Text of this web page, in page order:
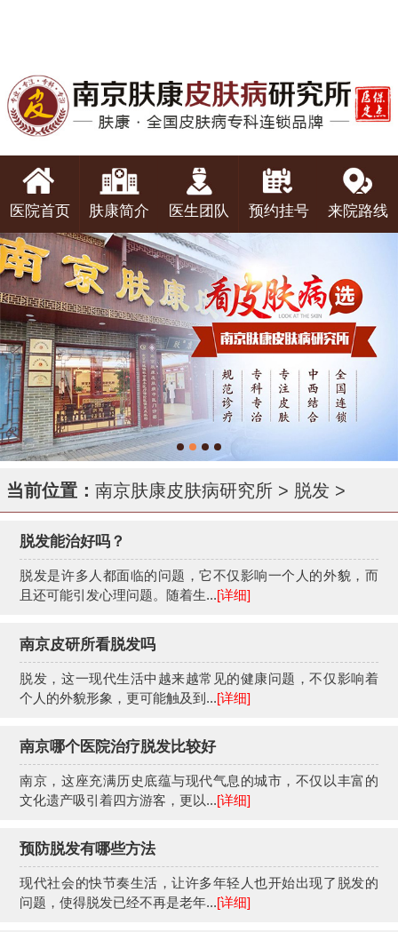
医院首页 肤康简介 医生团队 预约挂号 来院路线
当前位置： 南京肤康皮肤病研究所 > 脱发 >
脱发能治好吗？
脱发是许多人都面临的问题，它不仅影响一个人的外貌，而
且还可能引发心理问题。随着生...[详细]
南京皮研所看脱发吗
脱发，这一现代生活中越来越常见的健康问题，不仅影响着
个人的外貌形象，更可能触及到...[详细]
南京哪个医院治疗脱发比较好
南京，这座充满历史底蕴与现代气息的城市，不仅以丰富的
文化遗产吸引着四方游客，更以...[详细]
预防脱发有哪些方法
现代社会的快节奏生活，让许多年轻人也开始出现了脱发的
问题，使得脱发已经不再是老年...[详细]